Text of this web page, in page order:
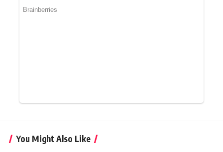
You Might Also Like